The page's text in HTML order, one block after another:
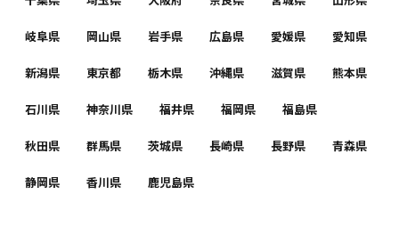
岐阜県 岡山県 岩手県 広島県 愛媛県 愛知県
新潟県 東京都 栃木県 沖縄県 滋賀県 熊本県
石川県 神奈川県 福井県 福岡県 福島県
秋田県 群馬県 茨城県 長崎県 長野県 青森県
静岡県 香川県 鹿児島県